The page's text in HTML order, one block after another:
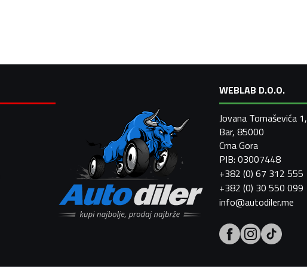
WEBLAB D.O.O.
Jovana Tomaševića 1,
Bar, 85000
Crna Gora
PIB: 03007448
+382 (0) 67 312 555
+382 (0) 30 550 099
info@autodiler.me